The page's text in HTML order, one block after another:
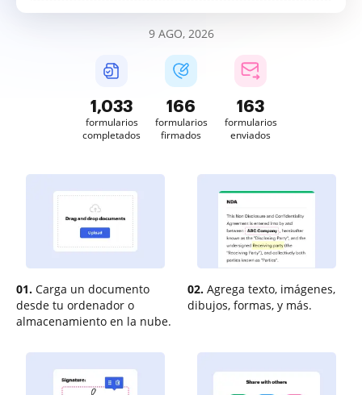
9 AGO, 2026
1,033
formularios
completados
166
formularios
firmados
163
formularios
enviados
01. Carga un documento
desde tu ordenador o
almacenamiento en la nube.
02. Agrega texto, imágenes,
dibujos, formas, y más.